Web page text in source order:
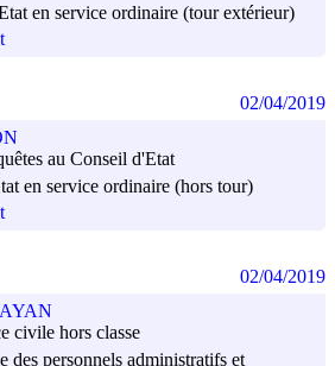
en service ordinaire (tour extérieur)
au Conseil d'Etat
en service ordinaire (hors tour)
02/04/2019
civile hors classe
des personnels administratifs et
02/04/2019